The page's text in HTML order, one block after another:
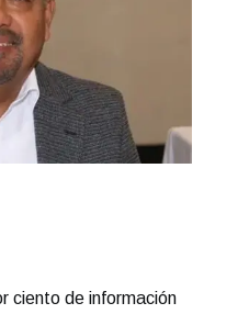
ciento de información